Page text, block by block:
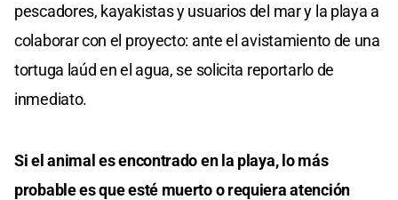
pescadores, kayakistas y usuarios del mar y la playa a
colaborar con el proyecto: ante el avistamiento de una
tortuga laúd en el agua, se solicita reportarlo de
inmediato.
Si el animal es encontrado en la playa, lo más
probable es que esté muerto o requiera atención